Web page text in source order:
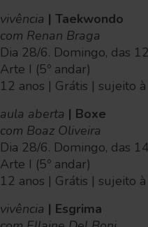
vivência | Taekwondo
com Renan Braga
Dia 28/6. Domingo, das
Arte I (5º andar)
12 anos | Grátis | sujeito
aula aberta | Boxe
com Boaz Oliveira
Dia 28/6. Domingo, das
Arte I (5º andar)
12 anos | Grátis | sujeito
vivência | Esgrima